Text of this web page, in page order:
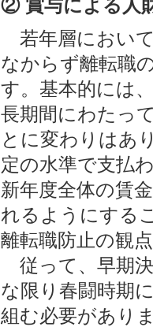
② 賞与による人
若年層におい
なからず離転職
す。基本的には
長期間にわたっ
とに変わりはあ
定の水準で支払
新年度全体の賃
れるようにする
離転職防止の観
従って、早期
な限り春闘時期
組む必要があり